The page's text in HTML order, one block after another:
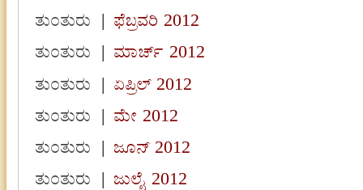
ತುಂತುರು
|ಫೆಬ್ರವರಿ 2012
ತುಂತುರು
|ಮಾರ್ಚ್ 2012
ತುಂತುರು
|ಏಪ್ರಿಲ್ 2012
ತುಂತುರು
|ಮೇ 2012
ತುಂತುರು
|ಜೂನ್ 2012
ತುಂತುರು
|ಜುಲೈ 2012